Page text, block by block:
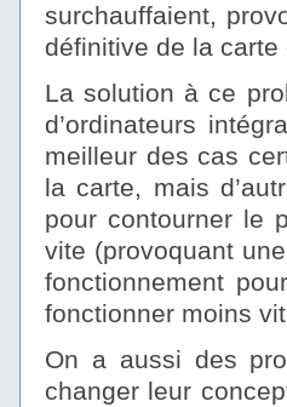
surchauffaient,
définitive de la carte
La solution à ce
d’ordinateurs
meilleur des cas
la carte, mais
pour contourner le
vite (provoquant
fonctionnement
fonctionner moins
On a aussi des
changer leur